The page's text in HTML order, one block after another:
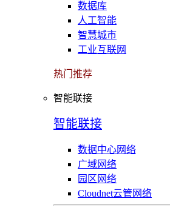
数据库
人工智能
智慧城市
工业互联网
热门推荐
智能联接
智能联接
数据中心网络
广域网络
园区网络
Cloudnet云管网络